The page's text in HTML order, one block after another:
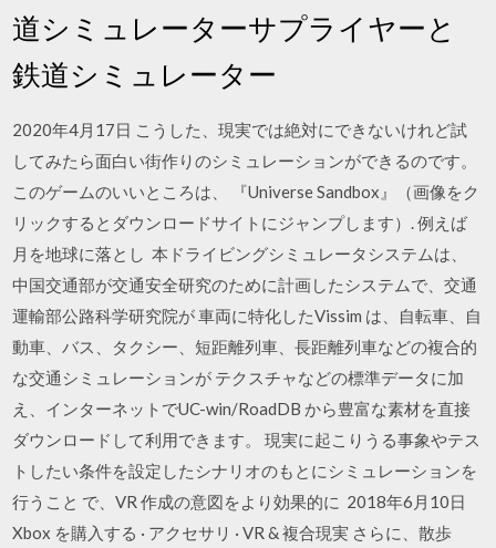
道シミュレーターサプライヤーと
鉄道シミュレーター
2020年4月17日 こうした、現実では絶対にできないけれど試
してみたら面白い街作りのシミュレーションができるのです。
このゲームのいいところは、 『Universe Sandbox』（画像をク
リックするとダウンロードサイトにジャンプします）. 例えば
月を地球に落とし 本ドライビングシミュレータシステムは、
中国交通部が交通安全研究のために計画したシステムで、交通
運輸部公路科学研究院が 車両に特化したVissim は、自転車、自
動車、バス、タクシー、短距離列車、長距離列車などの複合的
な交通シミュレーションが テクスチャなどの標準データに加
え、インターネットでUC-win/RoadDB から豊富な素材を直接
ダウンロードして利用できます。 現実に起こりうる事象やテス
トしたい条件を設定したシナリオのもとにシミュレーションを
行うこと で、VR 作成の意図をより効果的に 2018年6月10日
Xbox を購入する · アクセサリ · VR & 複合現実 さらに、散歩